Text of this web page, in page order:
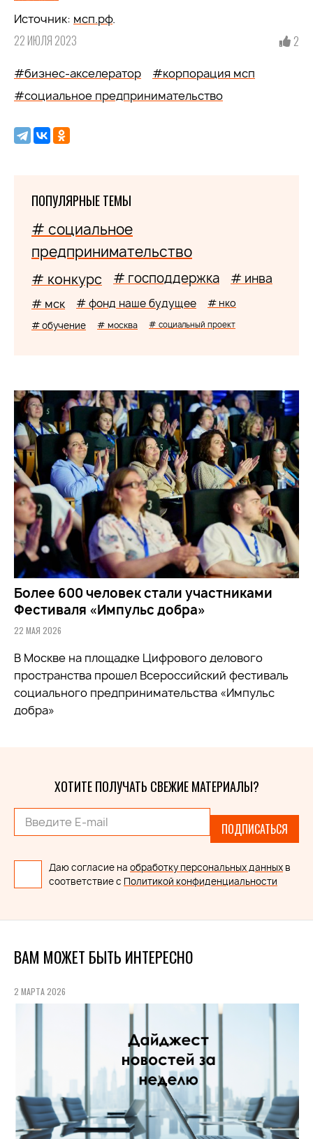
Источник: мсп.рф.
22 ИЮЛЯ 2023 2
#бизнес-акселератор
#корпорация мсп
#социальное предпринимательство
ПОПУЛЯРНЫЕ ТЕМЫ
# социальное
предпринимательство
# конкурс # господдержка # инва
# мск # фонд наше будущее # нко
# обучение # москва # социальный проект
Более 600 человек стали участниками
Фестиваля «Импульс добра»
22 МАЯ 2026
В Москве на площадке Цифрового делового
пространства прошел Всероссийский фестиваль
социального предпринимательства «Импульс
добра»
ХОТИТЕ ПОЛУЧАТЬ СВЕЖИЕ МАТЕРИАЛЫ?
ПОДПИСАТЬСЯ
Даю согласие на обработку персональных данных в
соответствие с Политикой конфиденциальности
ВАМ МОЖЕТ БЫТЬ ИНТЕРЕСНО
2 МАРТА 2026